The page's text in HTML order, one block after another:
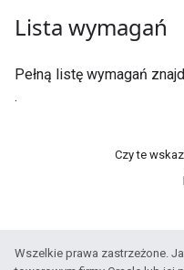
Lista wymagań
Pełną listę wymagań
.
Czy te
Wszelkie prawa zastrzeżone.